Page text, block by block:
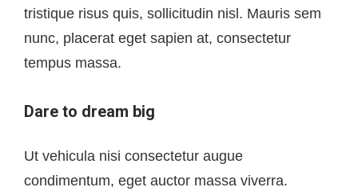
tristique risus quis, sollicitudin nisl. Mauris sem
nunc, placerat eget sapien at, consectetur
tempus massa.
Dare to dream big
Ut vehicula nisi consectetur augue
condimentum, eget auctor massa viverra.